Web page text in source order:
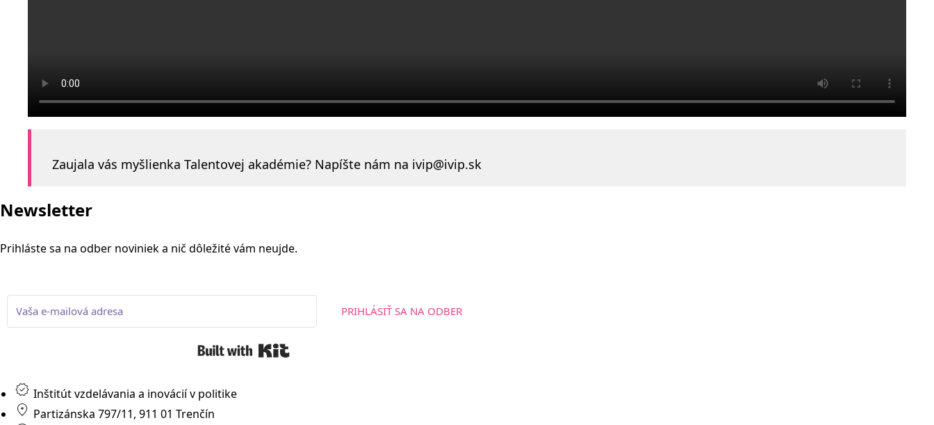
Zaujala vás myšlienka Talentovej akadémie? Napíšte nám na ivip@ivip.sk
Newsletter
Prihláste sa na odber noviniek a nič dôležité vám neujde.
PRIHLÁSIŤ SA NA ODBER
Inštitút vzdelávania a inovácií v politike
Partizánska 797/11, 911 01 Trenčín